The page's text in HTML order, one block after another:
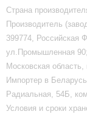
Страна
Производитель
399774, Российская
ул.Промышленная
Московская
Импортер в
Радиальная, 54Б,
Условия и сроки